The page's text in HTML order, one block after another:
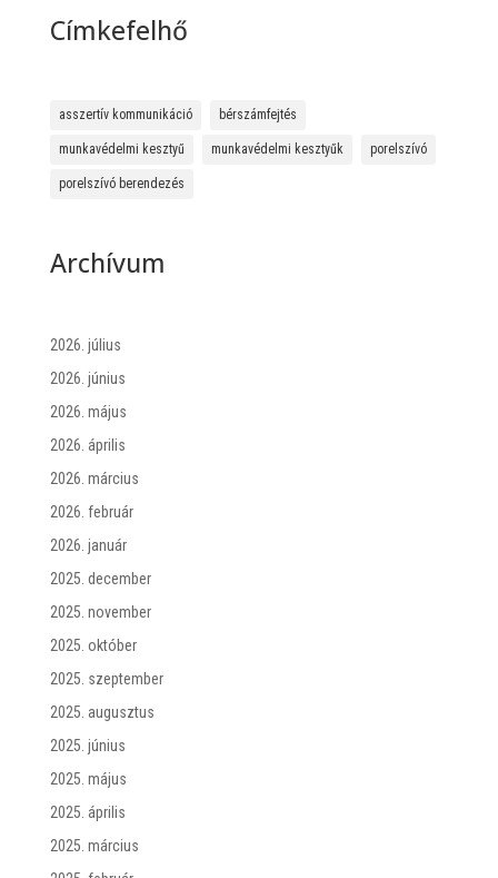
Címkefelhő
asszertív kommunikáció bérszámfejtés
munkavédelmi kesztyű munkavédelmi kesztyűk porelszívó
porelszívó berendezés
Archívum
2026. július
2026. június
2026. május
2026. április
2026. március
2026. február
2026. január
2025. december
2025. november
2025. október
2025. szeptember
2025. augusztus
2025. június
2025. május
2025. április
2025. március